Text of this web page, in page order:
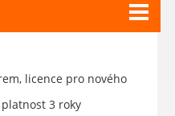
licence pro nového
3 roky